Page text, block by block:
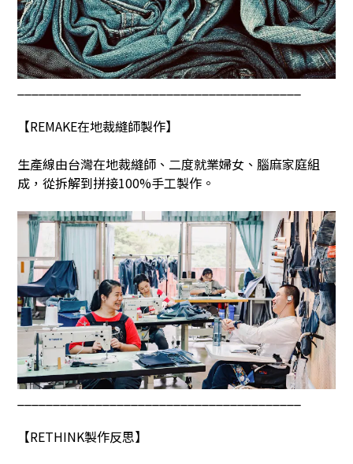
【REMAKE在地裁縫師製作】
生產線由台灣在地裁縫師、二度就業婦女、腦麻家庭組
成，從拆解到拼接100%手工製作。
【RETHINK製作反思】